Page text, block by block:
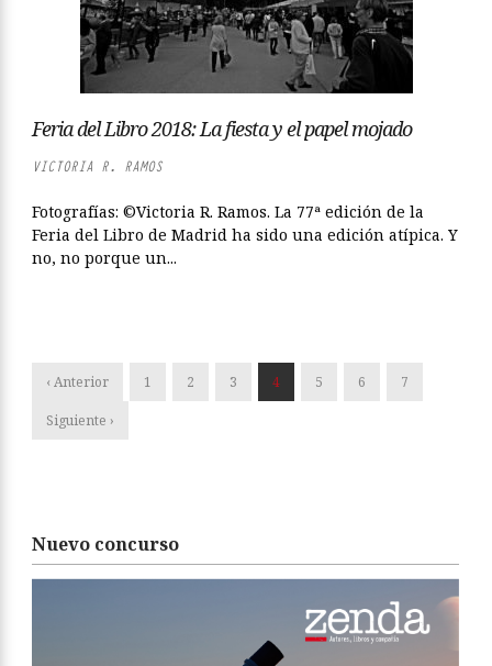
Feria del Libro 2018: La fiesta y el papel mojado
VICTORIA R. RAMOS
Fotografías: ©Victoria R. Ramos. La 77ª edición de la
Feria del Libro de Madrid ha sido una edición atípica. Y
no, no porque un...
‹ Anterior 1 2 3 4 5 6 7
Siguiente ›
Nuevo concurso